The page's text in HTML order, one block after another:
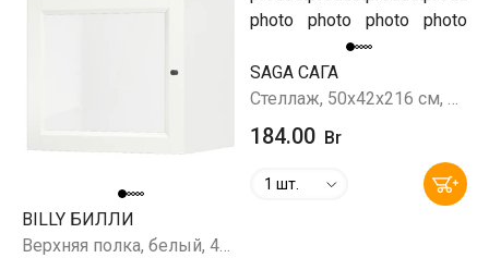
BILLY БИЛЛИ
Верхняя полка, белый, 40x30x35 см (ст)
SAGA САГА
Стеллаж, 50x42x216 см, белый/ясень
184.00 Br
1 шт.